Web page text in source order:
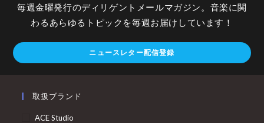
毎週金曜発行のディリゲントメールマガジン。音楽に関
わるあらゆるトピックを毎週お届けしています！
ニュースレター配信登録
取扱ブランド
ACE Studio